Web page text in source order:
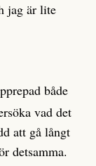
jag är lite
både
vad det
att gå långt
detsamma.